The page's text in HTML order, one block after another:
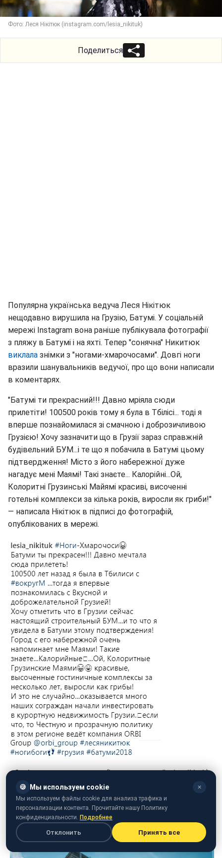
Фото: Леся Нікітюк (instagram.com/lesia_nikituk)
Поделиться
Популярна українська ведуча Леся Нікітюк
нещодавно вирушила на Грузію, Батумі. У соціальній
мережі Instagram вона раніше публікувала фотографії
з пляжу в Батумі і на яхті. Тепер "сонячна" Никитюк
виклала знімки з "ногами-хмарочосами". Довгі ноги
вразили шанувальників ведучої, про що вони написали
в коментарях.
"Батумі ти прекрасний!!! Давно мріяла сюди
прилетіти! 100500 років тому я була в Тбілісі... тоді я
вперше познайомилася зі смачною і доброзичливою
Грузією! Хочу зазначити що в Грузії зараз справжній
будівельний БУМ...і те що я побачила в Батумі цьому
підтвердження! Місто з його набережної дуже
нагадує мені Маямі! Такі знаєте... Калорійні...Ой,
Колоритні Грузинські Майямі красиві, височенні
готельні комплекси за кілька років, виросли як гриби!"
— написала Нікітюк в підписі до фотографій,
опублікованих в мережі.
Скріншот поста аккаунта (instagram.com/lesia_nikituk)
🍪 Мы используем cookie ✕
Мы используем файлы cookie для анализа трафика и
персонализации контента. Прочитайте нашу Политику
конфиденциальности. Подробнее
Отклонить Принять все